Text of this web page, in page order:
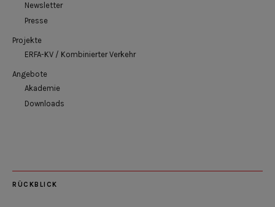
Newsletter
Presse
Projekte
ERFA-KV / Kombinierter Verkehr
Angebote
Akademie
Downloads
RÜCKBLICK